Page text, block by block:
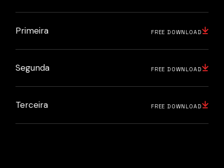
Primeira FREE DOWNLOAD
Segunda FREE DOWNLOAD
Terceira FREE DOWNLOAD